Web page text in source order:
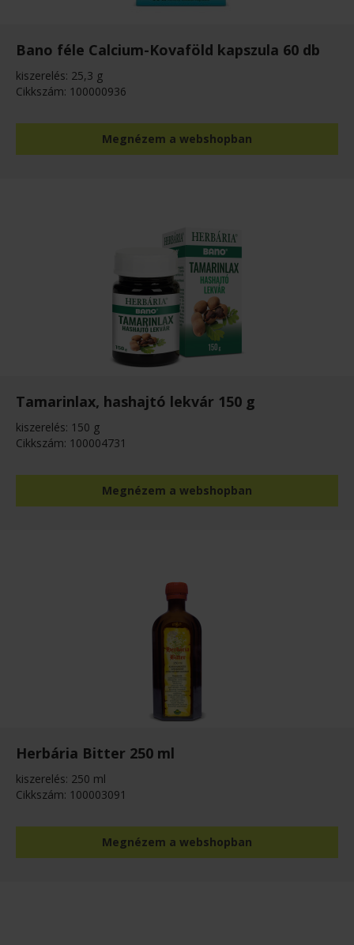
Bano féle Calcium-Kovaföld kapszula 60 db
kiszerelés: 25,3 g
Cikkszám: 100000936
Megnézem a webshopban
Tamarinlax, hashajtó lekvár 150 g
kiszerelés: 150 g
Cikkszám: 100004731
Megnézem a webshopban
Herbária Bitter 250 ml
kiszerelés: 250 ml
Cikkszám: 100003091
Megnézem a webshopban